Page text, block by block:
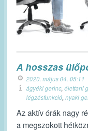
A hosszas
2020. május 04. 05:11
ágyéki gerinc, élettani
légzésfunkció, nyaki
Az aktív órák nagy
a megszokott